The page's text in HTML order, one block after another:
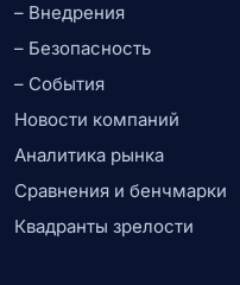
– Внедрения
– Безопасность
– События
Новости компаний
Аналитика рынка
Сравнения и бенчмарки
Квадранты зрелости